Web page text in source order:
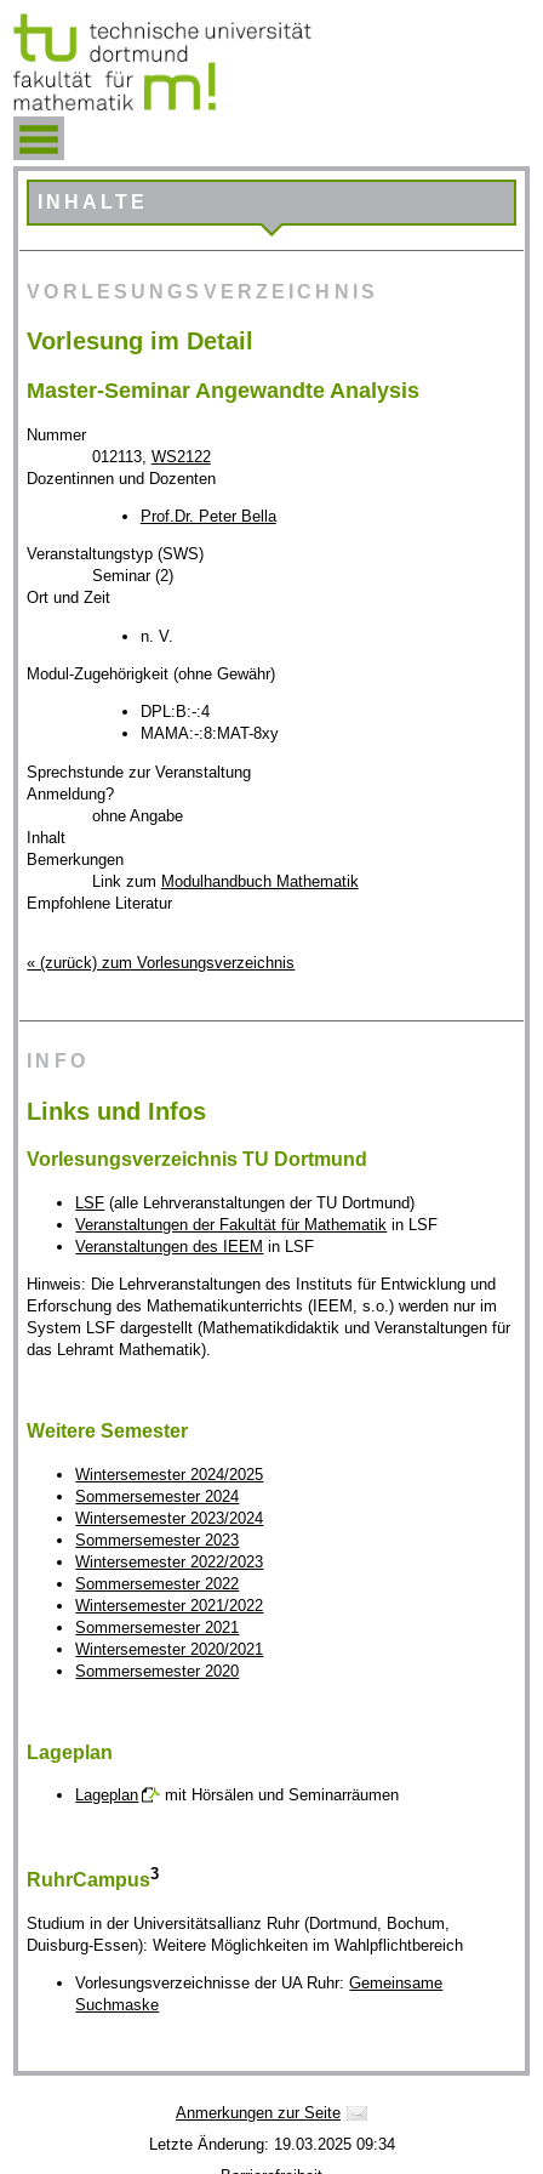
INHALTE
VORLESUNGSVERZEICHNIS
Vorlesung im Detail
Master-Seminar Angewandte Analysis
Nummer
012113, WS2122
Dozentinnen und Dozenten
Prof.Dr. Peter Bella
Veranstaltungstyp (SWS)
Seminar (2)
Ort und Zeit
n. V.
Modul-Zugehörigkeit (ohne Gewähr)
DPL:B:-:4
MAMA:-:8:MAT-8xy
Sprechstunde zur Veranstaltung
Anmeldung?
ohne Angabe
Inhalt
Bemerkungen
Link zum Modulhandbuch Mathematik
Empfohlene Literatur
« (zurück) zum Vorlesungsverzeichnis
INFO
Links und Infos
Vorlesungsverzeichnis TU Dortmund
LSF (alle Lehrveranstaltungen der TU Dortmund)
Veranstaltungen der Fakultät für Mathematik in LSF
Veranstaltungen des IEEM in LSF
Hinweis: Die Lehrveranstaltungen des Instituts für Entwicklung und
Erforschung des Mathematikunterrichts (IEEM, s.o.) werden nur im
System LSF dargestellt (Mathematikdidaktik und Veranstaltungen für
das Lehramt Mathematik).
Weitere Semester
Wintersemester 2024/2025
Sommersemester 2024
Wintersemester 2023/2024
Sommersemester 2023
Wintersemester 2022/2023
Sommersemester 2022
Wintersemester 2021/2022
Sommersemester 2021
Wintersemester 2020/2021
Sommersemester 2020
Lageplan
Lageplan mit Hörsälen und Seminarräumen
RuhrCampus3
Studium in der Universitätsallianz Ruhr (Dortmund, Bochum,
Duisburg-Essen): Weitere Möglichkeiten im Wahlpflichtbereich
Vorlesungsverzeichnisse der UA Ruhr:Gemeinsame
Suchmaske
Anmerkungen zur Seite
Letzte Änderung: 19.03.2025 09:34